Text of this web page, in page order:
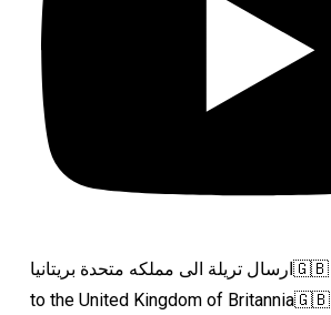
ارسال تريلة الى مملكه متحدة بريتانيا🇬🇧 & Sending a trill
to the United Kingdom of Britannia🇬🇧